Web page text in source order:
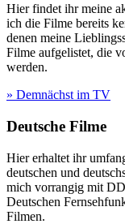
Hier findet ihr meine
ich die Filme bereits
denen meine
Filme aufgelistet, die
werden.
» Demnächst im TV
Deutsche Filme
Hier erhaltet ihr
deutschen und
mich vorrangig mit
Deutschen
Filmen.